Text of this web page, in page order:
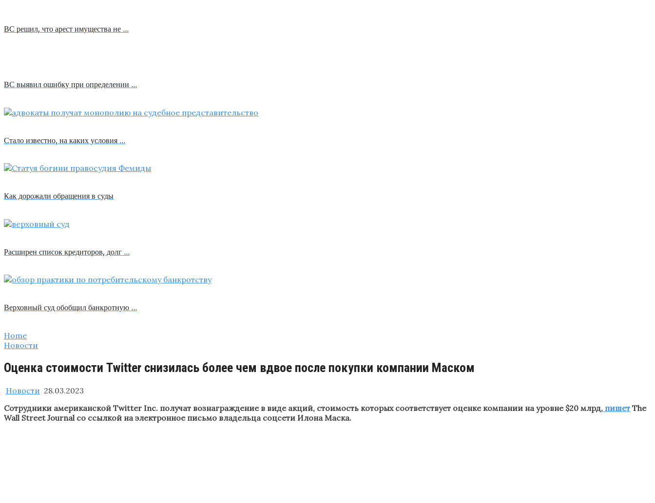
ВС решил, что арест имущества не …
ВС выявил ошибку при определении …
Стало известно, на каких условия …
Как дорожали обращения в суды
Расширен список кредиторов, долг …
Верховный суд обобщил банкротную …
Home
Новости
Оценка стоимости Twitter снизилась более чем вдвое после покупки компании Маском
Новости 28.03.2023
Сотрудники американской Twitter Inc. получат вознаграждение в виде акций, стоимость которых соответствует оценке компании на уровне $20 млрд, пишет The
Wall Street Journal со ссылкой на электронное письмо владельца соцсети Илона Маска.